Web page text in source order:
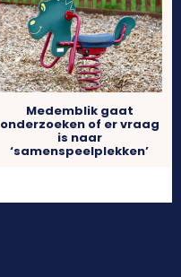
Medemblik gaat
onderzoeken of er vraag
is naar
‘samenspeelplekken’